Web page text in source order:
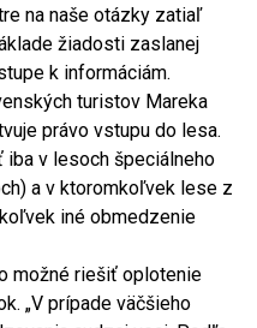
na naše otázky zatiaľ
žiadosti zaslanej
k informáciám.
turistov Mareka
právo vstupu do lesa.
iba v lesoch špeciálneho
a v ktoromkoľvek lese z
iné obmedzenie
možné riešiť oplotenie
„V prípade väčšieho